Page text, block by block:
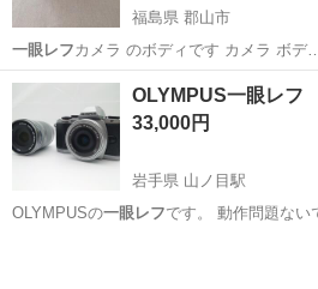
福島県 郡山市
一眼レフ
カメラ のボディです カメラ ボ
福島 郡山市 PENTAX
OLYMPUS一眼レフ
33,000円
岩手県 山ノ目駅
OLYMPUSの一眼レフ です。 動作問題